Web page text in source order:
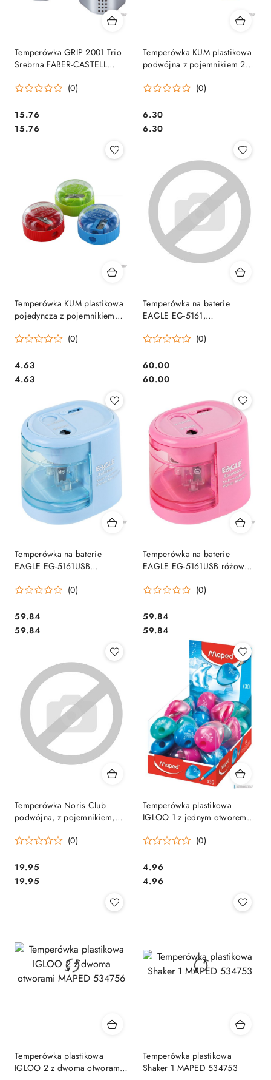
Temperówka GRIP 2001 Trio
Srebrna FABER-CASTELL
(0)
Cena:
15.76
Cena:
15.76
Temperówka KUM plastikowa
podwójna z pojemnikiem 208
(0)
Cena:
6.30
Cena:
6.30
Temperówka KUM plastikowa
pojedyncza z pojemnikiem
(0)
Cena:
4.63
Cena:
4.63
Temperówka na baterie
EAGLE EG-5161,
1851
(0)
Cena:
60.00
Cena:
60.00
Temperówka na baterie
EAGLE EG-5161USB
(0)
Cena:
59.84
Cena:
59.84
Temperówka na baterie
EAGLE EG-5161USB różowa
(0)
Cena:
59.84
Cena:
59.84
Temperówka Noris Club
podwójna, z pojemnikiem,
(0)
Cena:
19.95
Cena:
19.95
Temperówka plastikowa
IGLOO 1 z jednym otworem
(0)
Cena:
4.96
Cena:
4.96
Temperówka plastikowa
IGLOO 2 z dwoma otworami
Temperówka plastikowa
Shaker 1 MAPED 534753